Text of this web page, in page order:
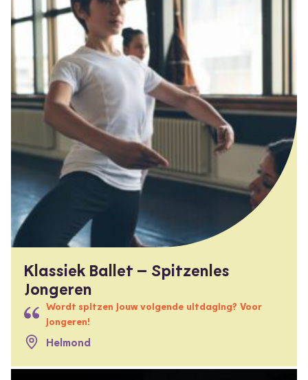
Klassiek Ballet – Spitzenles
Jongeren
Wordt spitzen jouw volgende uitdaging? Voor
jongeren!
Helmond